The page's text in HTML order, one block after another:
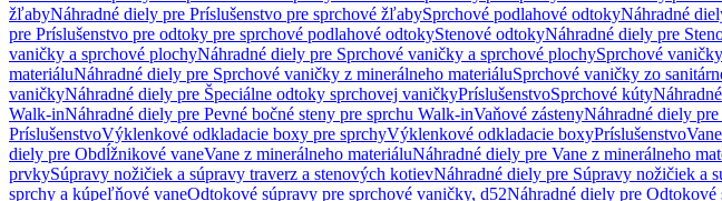
žľabyNáhradné diely pre Príslušenstvo pre sprchové žľabySprchové podlahové odtokyNáhradné
pre Príslušenstvo pre odtoky pre sprchové podlahové odtokyStenové odtokyNáhradné diely pre
vaničky a sprchové plochyNáhradné diely pre Sprchové vaničky a sprchové plochySprchové
materiáluNáhradné diely pre Sprchové vaničky z minerálneho materiáluSprchové vaničky zo
vaničkyNáhradné diely pre Špeciálne odtoky sprchovej vaničkyPríslušenstvoSprchové kúty
Walk-inNáhradné diely pre Pevné bočné steny pre sprchu Walk-inVaňové zástenyNáhradné diely
PríslušenstvoVýklenkové odkladacie boxy pre sprchyVýklenkové odkladacie boxyPríslušenstvoVane
diely pre Obdĺžnikové vaneVane z minerálneho materiáluNáhradné diely pre Vane z minerálneho
prvkySúpravy nožičiek a súpravy traverz a stenových kotievNáhradné diely pre Súpravy nožičiek a
sprchy a kúpeľňové vaneOdtokové súpravy pre sprchové vaničky, d52Náhradné diely pre